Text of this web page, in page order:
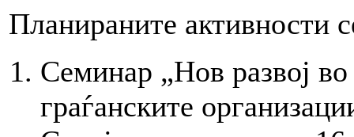
Планираните активности
Семинар „Нов развој
граѓанските